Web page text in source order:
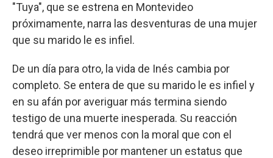
"Tuya", que se estrena en Montevideo
próximamente, narra las desventuras de una mujer
que su marido le es infiel.
De un día para otro, la vida de Inés cambia por
completo. Se entera de que su marido le es infiel y
en su afán por averiguar más termina siendo
testigo de una muerte inesperada. Su reacción
tendrá que ver menos con la moral que con el
deseo irreprimible por mantener un estatus que